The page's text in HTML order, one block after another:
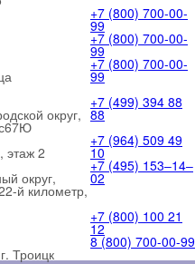
+7 (800) 700-00-
99
+7 (800) 700-00-
99
+7 (800) 700-00-
99
округ,
с67Ю
+7 (499) 394 88
88
этаж 2
+7 (964) 509 49
10
округ,
й километр,
+7 (495) 153‒14‒
02
+7 (800) 100 21
12
Троицк
8 (800) 700-00-99